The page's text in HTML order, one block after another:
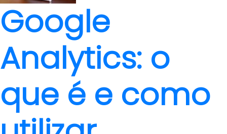
Google
Analytics: o
que é e como